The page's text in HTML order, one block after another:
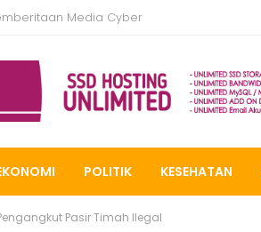
Media Cyber
POLITIK KESEHATAN
Pasir Timah Ilegal